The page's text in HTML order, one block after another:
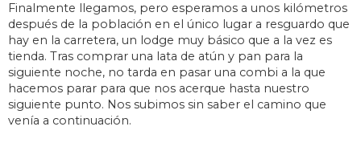
Finalmente llegamos, pero esperamos a unos kilómetros
después de la población en el único lugar a resguardo que
hay en la carretera, un lodge muy básico que a la vez es
tienda. Tras comprar una lata de atún y pan para la
siguiente noche, no tarda en pasar una combi a la que
hacemos parar para que nos acerque hasta nuestro
siguiente punto. Nos subimos sin saber el camino que
venía a continuación.